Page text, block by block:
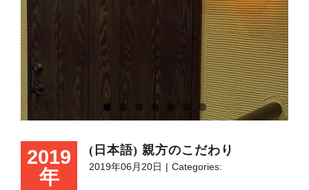
2019
年
(日本語) 親方のこだわり
2019年06月20日 Categories: